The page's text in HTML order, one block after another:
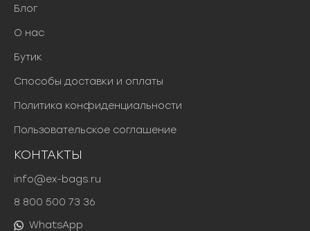
Блог
О нас
Бутик
Способы доставки и оплаты
Политика конфиденциальности
Пользовательское соглашение
КОНТАКТЫ
info@ex-bags.ru
8 800 500 73 36
WhatsApp